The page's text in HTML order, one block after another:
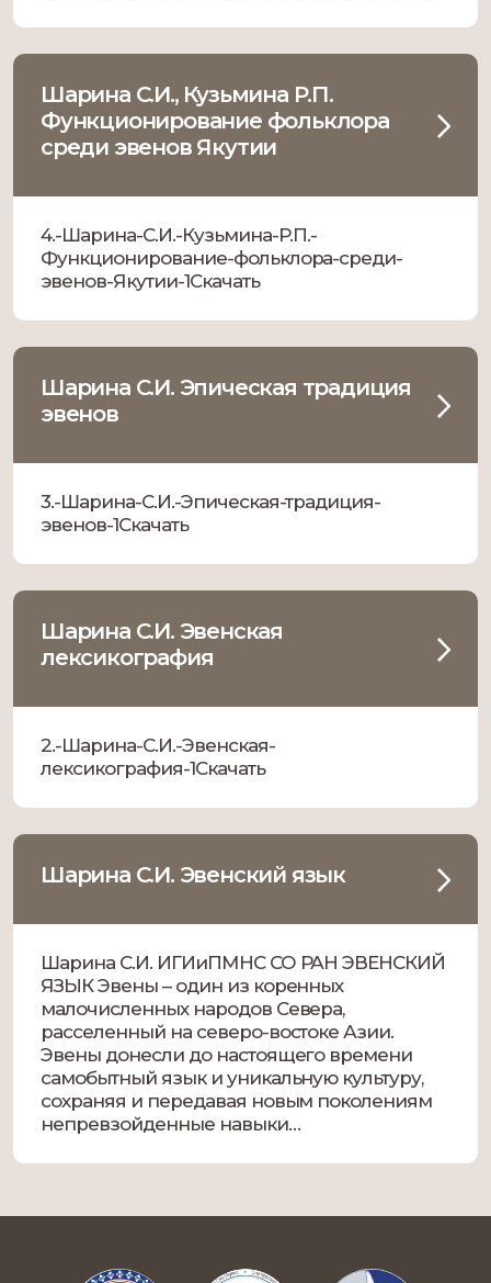
записать со слов 80-летнего эвена,
сказителя Павла Семеновича Атласова, из
Шарина С.И., Кузьмина Р.П.
Функционирование фольклора
среди эвенов Якутии
4.-Шарина-С.И.-Кузьмина-Р.П.-
Функционирование-фольклора-среди-
эвенов-Якутии-1Скачать
Шарина С.И. Эпическая традиция
эвенов
3.-Шарина-С.И.-Эпическая-традиция-
эвенов-1Скачать
Шарина С.И. Эвенская
лексикография
2.-Шарина-С.И.-Эвенская-
лексикография-1Скачать
Шарина С.И. Эвенский язык
Шарина С.И. ИГИиПМНС СО РАН ЭВЕНСКИЙ
ЯЗЫК Эвены – один из коренных
малочисленных народов Севера,
расселенный на северо-востоке Азии.
Эвены донесли до настоящего времени
самобытный язык и уникальную культуру,
сохраняя и передавая новым поколениям
непревзойденные навыки
промыслы, показывая тем самым
экстремально суровых природно-